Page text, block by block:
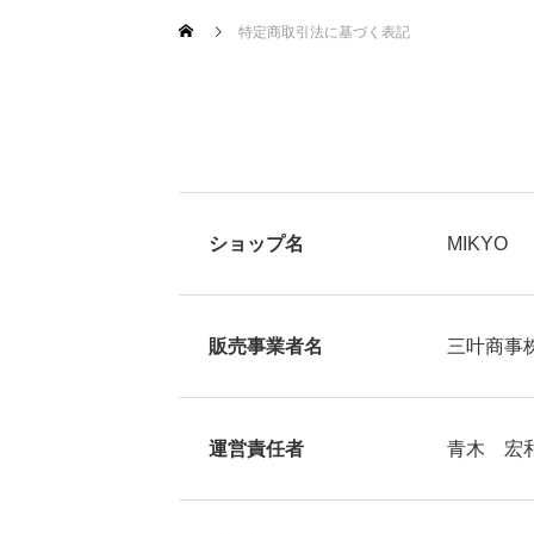
特定商取引法に基づく表記
ショップ名 MIKYO
販売事業者名 三叶商事
運営責任者 青木 宏